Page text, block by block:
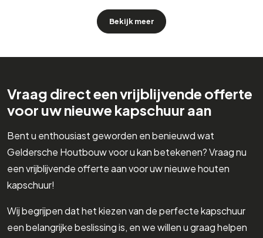
Bekijk meer
Vraag direct een vrijblijvende offerte
voor uw nieuwe kapschuur aan
Bent u enthousiast geworden en benieuwd wat
Geldersche Houtbouw voor u kan betekenen? Vraag nu
een vrijblijvende offerte aan voor uw nieuwe houten
kapschuur!
Wij begrijpen dat het kiezen van de perfecte kapschuur
een belangrijke beslissing is, en we willen u graag helpen